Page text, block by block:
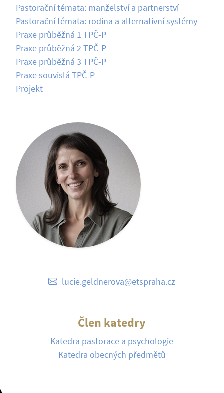
Pastorační témata: manželství a partnerství
Pastorační témata: rodina a alternativní systémy
Praxe průběžná 1 TPČ-P
Praxe průběžná 2 TPČ-P
Praxe průběžná 3 TPČ-P
Praxe souvislá TPČ-P
Projekt
lucie.geldnerova@etspraha.cz
Člen katedry
Katedra pastorace a psychologie
Katedra obecných předmětů